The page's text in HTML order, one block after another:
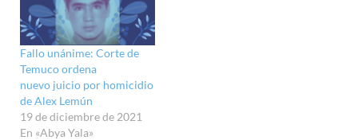
Fallo unánime: Corte de
Temuco ordena
nuevo juicio por homicidio
de Alex Lemún
19 de diciembre de 2021
En «Abya Yala»